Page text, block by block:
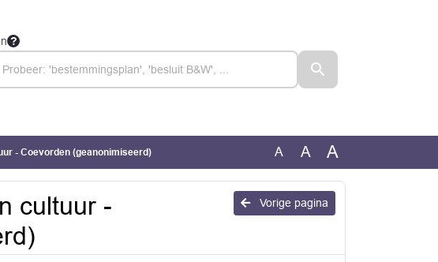
- Coevorden (geanonimiseerd) A A A
Vorige pagina
cultuur -